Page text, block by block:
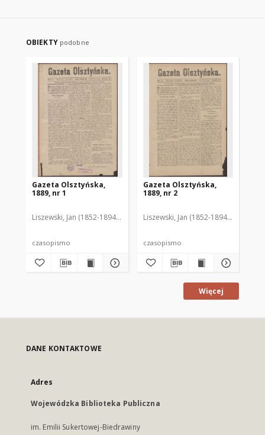
OBIEKTY podobne
Gazeta Olsztyńska,
1889, nr 1
Liszewski, Jan (1852-1894). Red.
czasopismo
Gazeta Olsztyńska,
1889, nr 2
Liszewski, Jan (1852-1894). Red.
czasopismo
Więcej
DANE KONTAKTOWE
Adres
Wojewódzka Biblioteka Publiczna
im. Emilii Sukertowej-Biedrawiny